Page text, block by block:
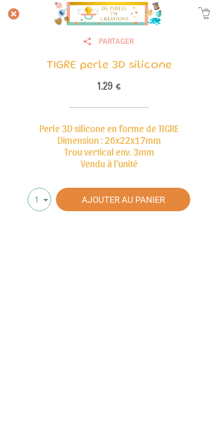
PARTAGER
TIGRE perle 3D silicone
1,29 €
Perle 3D silicone en forme de TIGRE
Dimension : 26x22x17mm
Trou vertical env. 3mm
Vendu à l'unité
1 AJOUTER AU PANIER